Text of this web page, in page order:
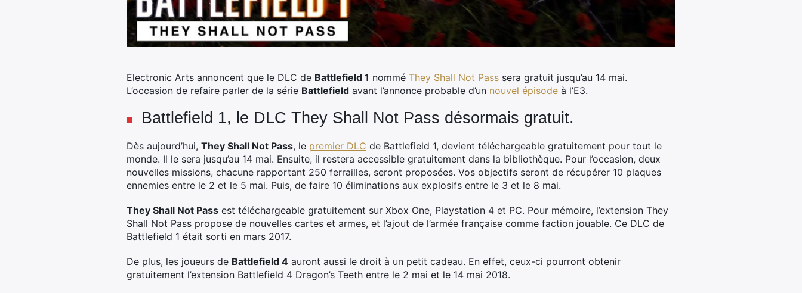
Electronic Arts annoncent que le DLC de Battlefield 1 nommé They Shall Not Pass sera gratuit jusqu’au 14 mai.
L’occasion de refaire parler de la série Battlefield avant l’annonce probable d’un nouvel épisode à l’E3.
Battlefield 1, le DLC They Shall Not Pass désormais gratuit.
Dès aujourd’hui, They Shall Not Pass, le premier DLC de Battlefield 1, devient téléchargeable gratuitement pour tout le
monde. Il le sera jusqu’au 14 mai. Ensuite, il restera accessible gratuitement dans la bibliothèque. Pour l’occasion, deux
nouvelles missions, chacune rapportant 250 ferrailles, seront proposées. Vos objectifs seront de récupérer 10 plaques
ennemies entre le 2 et le 5 mai. Puis, de faire 10 éliminations aux explosifs entre le 3 et le 8 mai.
They Shall Not Pass est téléchargeable gratuitement sur Xbox One, Playstation 4 et PC. Pour mémoire, l’extension They
Shall Not Pass propose de nouvelles cartes et armes, et l’ajout de l’armée française comme faction jouable. Ce DLC de
Battlefield 1 était sorti en mars 2017.
De plus, les joueurs de Battlefield 4 auront aussi le droit à un petit cadeau. En effet, ceux-ci pourront obtenir
gratuitement l’extension Battlefield 4 Dragon’s Teeth entre le 2 mai et le 14 mai 2018.